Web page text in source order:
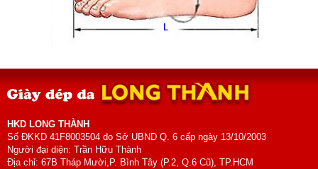
HKD LONG THÀNH
Số ĐKKD 41F8003504 do Sở UBND Q. 6 cấp ngày 13/10/2003
Người đại diện: Trần Hữu Thành
Địa chỉ: 67B Tháp Mười,P. Bình Tây (P.2, Q.6 Cũ), TP.HCM